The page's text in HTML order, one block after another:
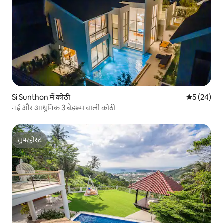
Si Sunthon में कोठी औसत रेटिंग
5 (24)
नई और आधुनिक 3 बेडरूम वाली कोठी
सुपरहोस्ट
सुपरहोस्ट